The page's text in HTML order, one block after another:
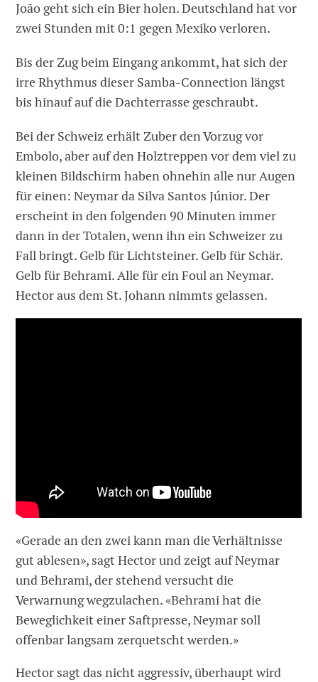
João geht sich ein Bier holen. Deutschland hat vor
zwei Stunden mit 0:1 gegen Mexiko verloren.
Bis der Zug beim Eingang ankommt, hat sich der
irre Rhythmus dieser Samba-Connection längst
bis hinauf auf die Dachterrasse geschraubt.
Bei der Schweiz erhält Zuber den Vorzug vor
Embolo, aber auf den Holztreppen vor dem viel zu
kleinen Bildschirm haben ohnehin alle nur Augen
für einen: Neymar da Silva Santos Júnior. Der
erscheint in den folgenden 90 Minuten immer
dann in der Totalen, wenn ihn ein Schweizer zu
Fall bringt. Gelb für Lichtsteiner. Gelb für Schär.
Gelb für Behrami. Alle für ein Foul an Neymar.
Hector aus dem St. Johann nimmts gelassen.
«Gerade an den zwei kann man die Verhältnisse
gut ablesen», sagt Hector und zeigt auf Neymar
und Behrami, der stehend versucht die
Verwarnung wegzulachen. «Behrami hat die
Beweglichkeit einer Saftpresse, Neymar soll
offenbar langsam zerquetscht werden.»
Hector sagt das nicht aggressiv, überhaupt wird